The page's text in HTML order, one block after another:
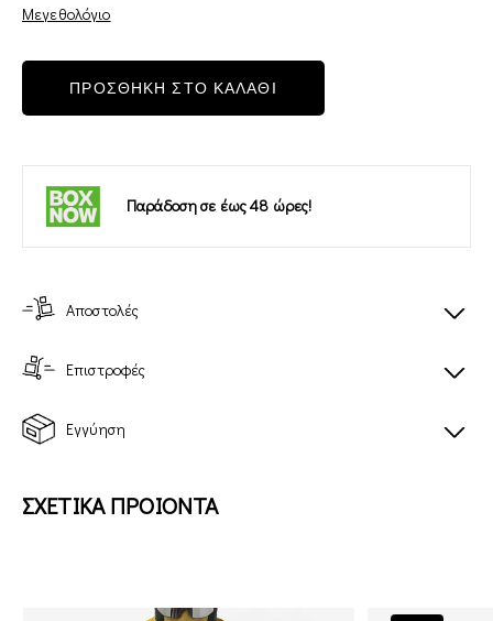
Μεγεθολόγιο
ΠΡΟΣΘΗΚΗ ΣΤΟ ΚΑΛΑΘΙ
Παράδοση σε έως 48 ώρες!
Αποστολές
Επιστροφές
Εγγύηση
ΣΧΕΤΙΚΑ ΠΡΟΙΟΝΤΑ